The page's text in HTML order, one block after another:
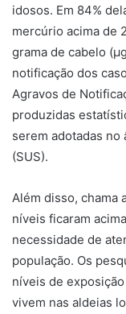
idosos. Em 84%
mercúrio acima de
grama de cabelo
notificação dos
Agravos de
produzidas
serem adotadas no
(SUS).
Além disso, chama
níveis ficaram
necessidade de
população. Os
níveis de
vivem nas aldeias